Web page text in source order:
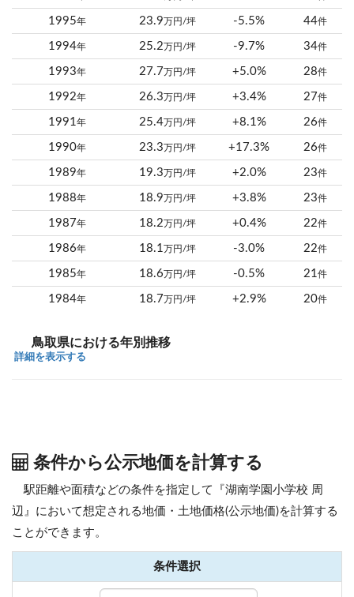
1995年 23.9 万円/坪 -5.5% 44件
1994年 25.2 万円/坪 -9.7% 34件
1993年 27.7 万円/坪 +5.0% 28件
1992年 26.3 万円/坪 +3.4% 27件
1991年 25.4 万円/坪 +8.1% 26件
1990年 23.3 万円/坪 +17.3% 26件
1989年 19.3 万円/坪 +2.0% 23件
1988年 18.9 万円/坪 +3.8% 23件
1987年 18.2 万円/坪 +0.4% 22件
1986年 18.1 万円/坪 -3.0% 22件
1985年 18.6 万円/坪 -0.5% 21件
1984年 18.7 万円/坪 +2.9% 20件
鳥取県における年別推移
詳細を表示する
条件から公示地価を計算する
駅距離や面積などの条件を指定して『湖南学園小学校 周
辺』において想定される地価・土地価格(公示地価)を計算する
ことができます。
条件選択